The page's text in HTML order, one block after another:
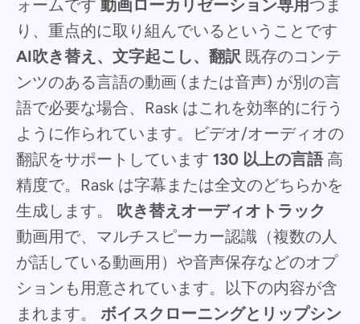
ォームです 動画ローカリゼーション専用つま
り、重点的に取り組んでいるということです
AI吹き替え、文字起こし、翻訳 既存のコンテ
ンツのある言語の動画 (または音声) が別の言
語で必要な場合、Rask はこれを効率的に行う
ように作られています。ビデオ/オーディオの
翻訳をサポートしています 130 以上の言語高
精度で。Rask は字幕または全文のどちらかを
生成します。 吹き替えオーディオトラック
動画用で、マルチスピーカー認識（複数の人
が話している動画用）や音声保存などのオプ
ションも用意されています。以下の内容が含
まれます。 ボイスクローニングとリップシン